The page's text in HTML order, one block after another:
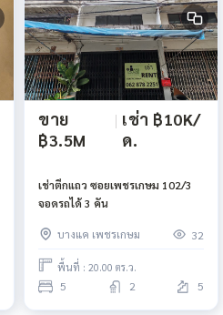
ขาย
฿3.5M
| เช่า ฿10K/
ด.
เช่าตึกแถว ซอยเพชรเกษม 102/3
จอดรถได้ 3 คัน
บางแค เพชรเกษม 32
พื้นที่ : 20.00 ตร.ว.
5 2 5